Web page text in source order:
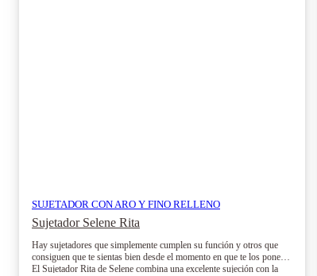
SUJETADOR CON ARO Y FINO RELLENO
Sujetador Selene Rita
Hay sujetadores que simplemente cumplen su función y otros que
consiguen que te sientas bien desde el momento en que te los pones.
El Sujetador Rita de Selene combina una excelente sujeción con la